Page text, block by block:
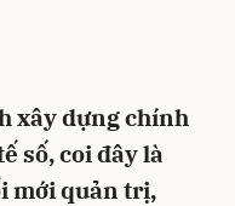
xây dựng chính
số, coi đây là
mới quản trị,